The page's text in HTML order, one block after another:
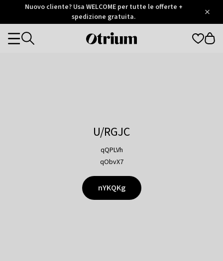
Otrium
Trustpilot
Nuovo cliente? Usa WELCOME per tutte le offerte +
spedizione gratuita.
Otrium
Categories
U/RGJC
qQPLVh
qObvX7
nYKQKg